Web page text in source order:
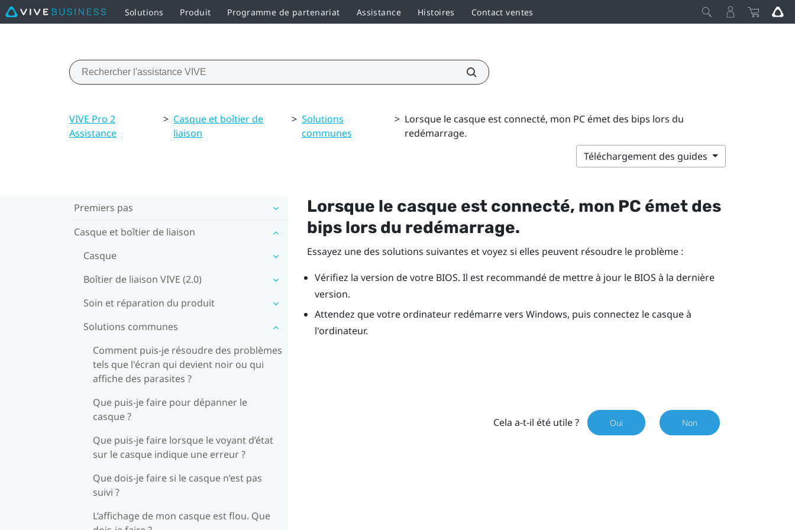
Solutions Produit Programme de partenariat Assistance Histoires Contact ventes
VIVE Pro 2
Assistance
> Casque et boîtier de
liaison
> Solutions
communes
> Lorsque le casque est connecté, mon PC émet des bips lors du
redémarrage.
Téléchargement des guides
Premiers pas
Casque et boîtier de liaison
Casque
Boîtier de liaison VIVE (2.0)
Soin et réparation du produit
Solutions communes
Comment puis-je résoudre des problèmes
tels que l'écran qui devient noir ou qui
affiche des parasites ?
Que puis-je faire pour dépanner le
casque ?
Que puis-je faire lorsque le voyant d’état
sur le casque indique une erreur ?
Que dois-je faire si le casque n’est pas
suivi ?
L’affichage de mon casque est flou. Que
Lorsque le casque est connecté, mon PC émet des
bips lors du redémarrage.
Essayez une des solutions suivantes et voyez si elles peuvent résoudre le problème :
Vérifiez la version de votre BIOS. Il est recommandé de mettre à jour le BIOS à la dernière
version.
Attendez que votre ordinateur redémarre vers Windows, puis connectez le casque à
l'ordinateur.
Cela a-t-il été utile ? Oui Non